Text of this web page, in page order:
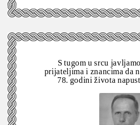
S tugom u srcu
prijateljima i znancima da
78. godini života